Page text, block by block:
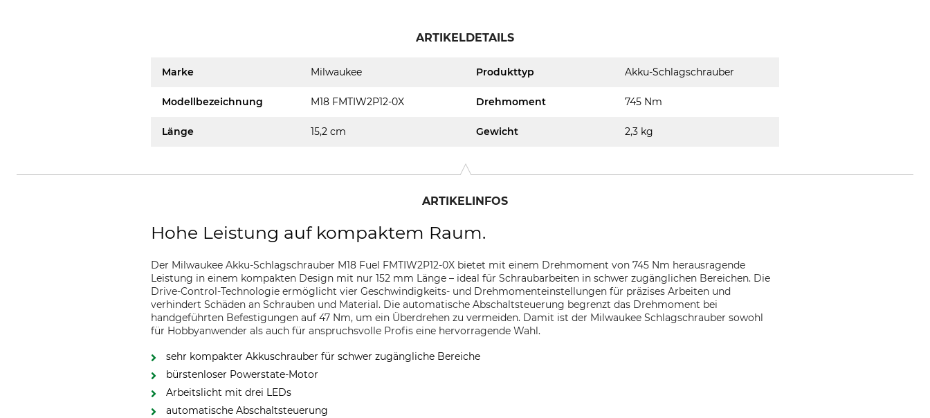
ARTIKELDETAILS
Marke Milwaukee Produkttyp Akku-Schlagschrauber
Modellbezeichnung M18 FMTIW2P12-0X Drehmoment 745 Nm
Länge 15,2 cm Gewicht 2,3 kg
ARTIKELINFOS
Hohe Leistung auf kompaktem Raum.
Der Milwaukee Akku-Schlagschrauber M18 Fuel FMTIW2P12-0X bietet mit einem Drehmoment von 745 Nm herausragende
Leistung in einem kompakten Design mit nur 152 mm Länge – ideal für Schraubarbeiten in schwer zugänglichen Bereichen. Die
Drive-Control-Technologie ermöglicht vier Geschwindigkeits- und Drehmomenteinstellungen für präzises Arbeiten und
verhindert Schäden an Schrauben und Material. Die automatische Abschaltsteuerung begrenzt das Drehmoment bei
handgeführten Befestigungen auf 47 Nm, um ein Überdrehen zu vermeiden. Damit ist der Milwaukee Schlagschrauber sowohl
für Hobbyanwender als auch für anspruchsvolle Profis eine hervorragende Wahl.
sehr kompakter Akkuschrauber für schwer zugängliche Bereiche
bürstenloser Powerstate-Motor
Arbeitslicht mit drei LEDs
automatische Abschaltsteuerung